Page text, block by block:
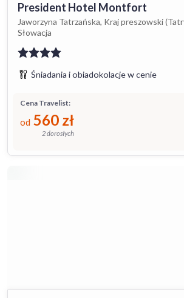
President Hotel Montfort
Jaworzyna Tatrzańska, Kraj preszowski
Słowacja
Śniadania i obiadokolacje w cenie
Cena Travelist:
od 560 zł
2 dorosłych